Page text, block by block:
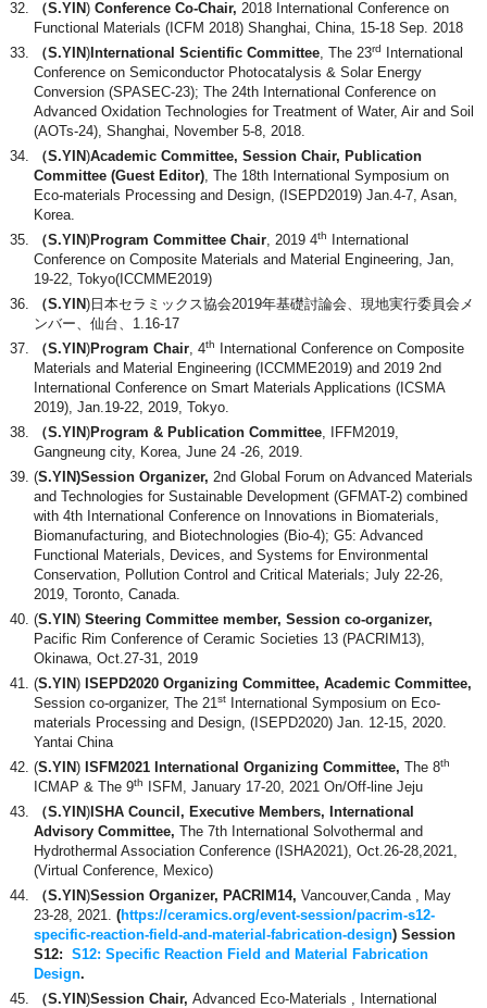
（S.YIN) Conference Co-Chair,2018 International Conference on
Functional Materials (ICFM 2018) Shanghai, China, 15-18 Sep. 2018
（S.YIN) International Scientific Committee, The 23rd
International
Conference on Semiconductor Photocatalysis & Solar Energy
Conversion (SPASEC-23); The 24th International Conference on
Advanced Oxidation Technologies for Treatment of Water, Air and Soil
(AOTs-24), Shanghai, November 5-8, 2018.
（S.YIN)Academic Committee, Session Chair, Publication
Committee (Guest Editor), The 18th International Symposium on
Eco-materials Processing and Design, (ISEPD2019) Jan.4-7, Asan,
Korea.
（S.YIN)Program Committee Chair, 2019 4th
International
Conference on Composite Materials and Material Engineering, Jan,
19-22, Tokyo(ICCMME2019)
（S.YIN)日本セラミックス協会2019年基礎討論会、現地実行委員会メ
ンバー、仙台、1.16-17
（S.YIN)Program Chair, 4th
International Conference on Composite
Materials and Material Engineering (ICCMME2019) and 2019 2nd
International Conference on Smart Materials Applications (ICSMA
2019), Jan.19-22, 2019, Tokyo.
（S.YIN)Program & Publication Committee, IFFM2019,
Gangneung city, Korea, June 24 -26, 2019.
(S.YIN)Session Organizer,2nd Global Forum on Advanced Materials
and Technologies for Sustainable Development (GFMAT-2) combined
with 4th International Conference on Innovations in Biomaterials,
Biomanufacturing, and Biotechnologies (Bio-4); G5: Advanced
Functional Materials, Devices, and Systems for Environmental
Conservation, Pollution Control and Critical Materials; July 22-26,
2019, Toronto, Canada.
(S.YIN)Steering Committee member, Session co-organizer,
Pacific Rim Conference of Ceramic Societies 13 (PACRIM13),
Okinawa, Oct.27-31, 2019
(S.YIN) ISEPD2020 Organizing Committee, Academic Committee,
Session co-organizer, The 21st
International Symposium on Eco-
materials Processing and Design, (ISEPD2020) Jan. 12-15, 2020.
Yantai China
(S.YIN) ISFM2021 International Organizing Committee,The 8th
ICMAP & The 9th
ISFM, January 17-20, 2021 On/Off-line Jeju
（S.YIN) ISHA Council, Executive Members, International
Advisory Committee,The 7th International Solvothermal and
Hydrothermal Association Conference (ISHA2021), Oct.26-28,2021,
(Virtual Conference, Mexico)
（S.YIN)Session Organizer, PACRIM14,Vancouver,Canda , May
23-28, 2021. (https://ceramics.org/event-session/pacrim-s12-
specific-reaction-field-and-material-fabrication-design)Session
S12:S12: Specific Reaction Field and Material Fabrication
Design.
（S.YIN)Session Chair,Advanced Eco-Materials , International